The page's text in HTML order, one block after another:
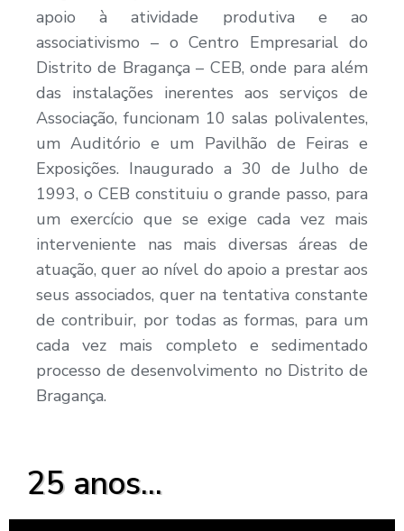
apoio à atividade produtiva e ao
associativismo – o Centro Empresarial do
Distrito de Bragança – CEB, onde para além
das instalações inerentes aos serviços de
Associação, funcionam 10 salas polivalentes,
um Auditório e um Pavilhão de Feiras e
Exposições. Inaugurado a 30 de Julho de
1993, o CEB constituiu o grande passo, para
um exercício que se exige cada vez mais
interveniente nas mais diversas áreas de
atuação, quer ao nível do apoio a prestar aos
seus associados, quer na tentativa constante
de contribuir, por todas as formas, para um
cada vez mais completo e sedimentado
processo de desenvolvimento no Distrito de
Bragança.
25 anos...